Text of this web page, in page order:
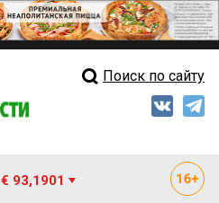
Свежий выпускПоиск по сайту
€ 93,1901